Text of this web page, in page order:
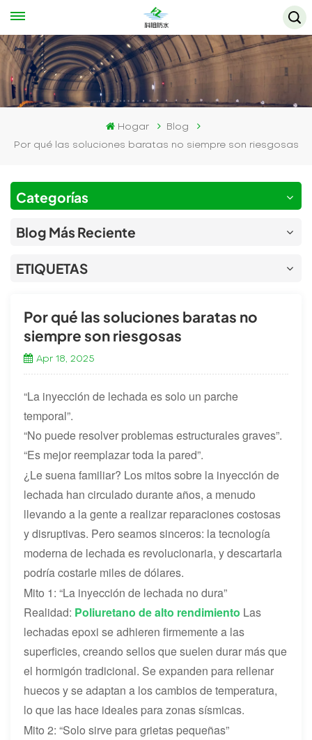
Hogar
Blog
Por qué las soluciones baratas no siempre son riesgosas
Categorías
Blog Más Reciente
ETIQUETAS
Por qué las soluciones baratas no
siempre son riesgosas
Apr 18, 2025
“La inyección de lechada es solo un parche
temporal”.
“No puede resolver problemas estructurales graves”.
“Es mejor reemplazar toda la pared”.
¿Le suena familiar? Los mitos sobre la inyección de
lechada han circulado durante años, a menudo
llevando a la gente a realizar reparaciones costosas
y disruptivas. Pero seamos sinceros: la tecnología
moderna de lechada es revolucionaria, y descartarla
podría costarle miles de dólares.
Mito 1: “La inyección de lechada no dura”
Realidad: Poliuretano de alto rendimiento Las
lechadas epoxi se adhieren firmemente a las
superficies, creando sellos que suelen durar más que
el hormigón tradicional. Se expanden para rellenar
huecos y se adaptan a los cambios de temperatura,
lo que las hace ideales para zonas sísmicas.
Mito 2: “Solo sirve para grietas pequeñas”